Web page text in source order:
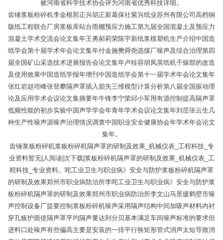
被河南省科学技术协会评为河南省优秀科技详细。
齿锤浆板粉碎机李金根郭正兴胡正新葛保社紫兴纸业苏州有限公司高档铜
版纸工程联合厂房浆板库站台雨棚预应力施工第九届全国混凝土及预应力
混凝土学术交流会论文集年王勇郝莉荣陈宇新纸浆模塑机生产介绍中国造
纸学会第十届学术年会论文集年付金施樊舜尧选煤厂噪声及综合治理第四
届全国矿山采选技术进展报告会论文集年卢桂容胡凤英纸机干燥部的改造
及使用效果中国造纸学报年增刊中国造纸学会第十一届学术年会论文集年
张红岩赵培峰张登攀隔声罩插入损失三维模型计算分析第八届全国振动理
论及应用学术会议论文集摘要年牛锋李宁荣邱小军用有源控制提高隔声罩
低频性能的初步实验中国声学学会年青年学术会议论文集年刘茁张云生几
种生产性噪声源噪声治理情况调查中国职业安全健康协会年学术年会论文
集年。
齿锤浆板粉碎机浆板粉碎机隔声罩的研制及效果_机械仪表_工程科技_专
业资料暂无|人阅读|次下载|浆板粉碎机隔声罩的研制及效果_机械仪表_工
程科技_专业资料。咤工业卫生与职业病》安全与防护浆板粉碎机隔声罩
的研制及效果郑州市职业病防治所李咤工业卫生与职业病》安全与防护浆
板粉碎机隔声罩的研制及效果郑州市职业病防治所李文山马景援鹤壁市噪
声控制设备厂提要控制浆板粉碎机噪声采用隔声结构中间加吸声材料内衬
穿孔板护面使隔声罩平均隔声量达到分贝基本满足车间噪声标准的要求但
进料口处噪声有些偏高主要是安装的一排平行狭矩形管式消声太短导致消